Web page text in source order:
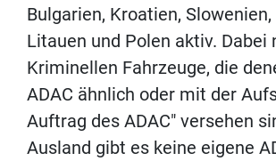
Bulgarien, Kroatien,
Litauen und Polen aktiv. Dabei
Kriminellen Fahrzeuge, die
ADAC ähnlich oder mit der
Auftrag des ADAC" versehen
Ausland gibt es keine eigene